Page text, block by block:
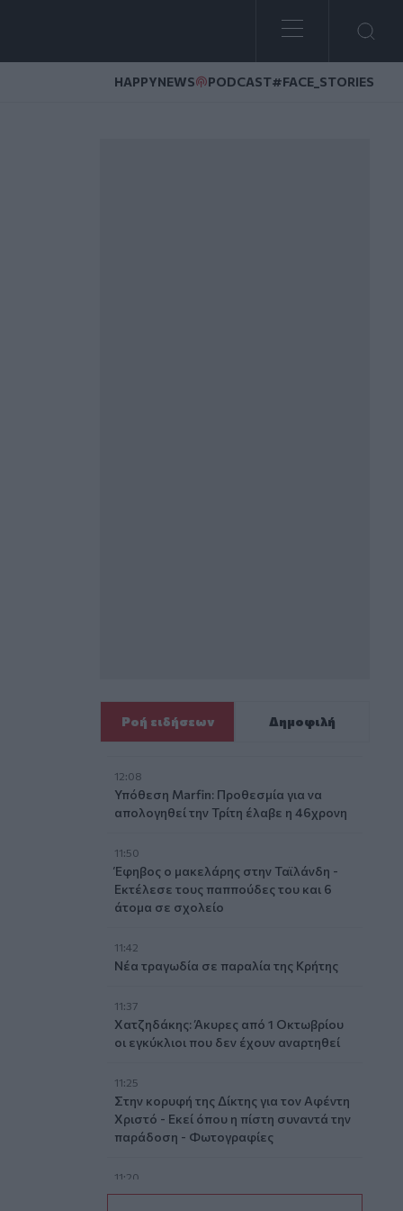
HAPPYNEWS PODCAST#FACE_STORIES
Ροή ειδήσεων Δημοφιλή
12:08
Υπόθεση Marfin: Προθεσμία για να
απολογηθεί την Τρίτη έλαβε η 46χρονη
11:50
Έφηβος ο μακελάρης στην Ταϊλάνδη -
Εκτέλεσε τους παππούδες του και 6
άτομα σε σχολείο
11:42
Νέα τραγωδία σε παραλία της Κρήτης
11:37
Χατζηδάκης: Άκυρες από 1 Οκτωβρίου
οι εγκύκλιοι που δεν έχουν αναρτηθεί
11:25
Στην κορυφή της Δίκτης για τον Αφέντη
Χριστό - Εκεί όπου η πίστη συναντά την
παράδοση - Φωτογραφίες
11:20
Στην Εισαγγελία η 46χρονη για την